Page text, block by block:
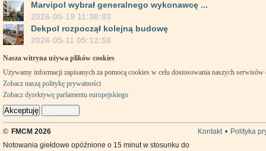
Marvipol wybrał generalnego wykonawcę ...
2026-05-19 11:36:03
Dekpol rozpoczął kolejną budowę
2026-05-11 05:12:58
Nasza witryna używa plików cookies
Używamy informacji zapisanych za pomocą cookies w celu dostosowania naszych
Zobacz naszą politykę prywatności
Zobacz dyrektywę parlamentu europejskiego
Akceptuję
© FMCM 2026 Kontakt • Polityka
Notowania giełdowe opóźnione o 15 minut w stosunku do